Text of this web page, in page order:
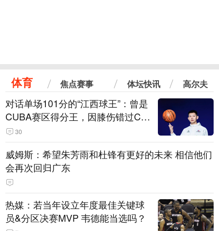
体育 焦点赛事 体坛快讯 高尔夫
对话单场101分的“江西球王”：曾是
CUBA赛区得分王，因膝伤错过CB
A选秀
30
威姆斯：希望朱芳雨和杜锋有更好的未来 相信他们
会再次回归广东
热媒：若当年设立年度最佳关键球
员&分区决赛MVP 韦德能当选吗？